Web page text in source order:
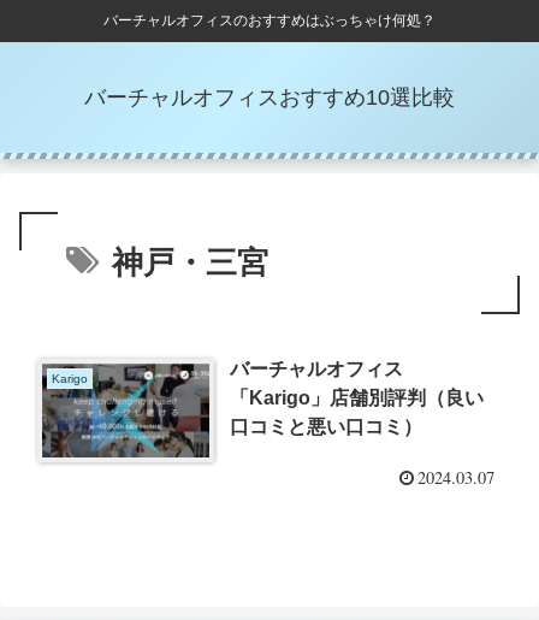
バーチャルオフィスのおすすめはぶっちゃけ何処？
バーチャルオフィスおすすめ10選比較
神戸・三宮
Karigo
バーチャルオフィス
「Karigo」店舗別評判（良い
口コミと悪い口コミ）
2024.03.07